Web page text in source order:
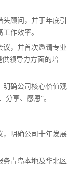
顾问，并于年底引
作效率。
，并首次邀请专业
领导力方面的培
明确公司核心价值观
享、感恩”。
，明确公司十年发展
青岛本地及华北区